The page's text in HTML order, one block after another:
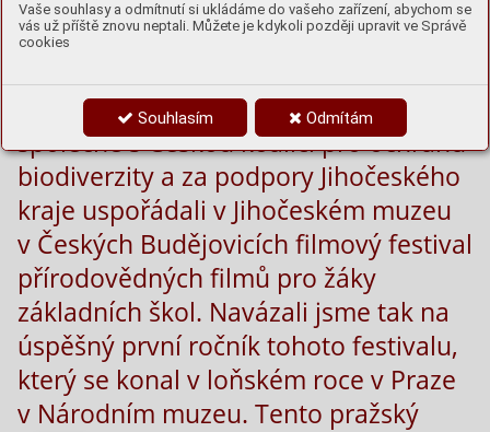
Vaše souhlasy a odmítnutí si ukládáme do vašeho zařízení, abychom se
vás už příště znovu neptali. Můžete je kdykoli později upravit ve Správě
cookies
Souhlasím Odmítám
Ve dnech 15. a 16. května jsme
společně s Českou koalicí pro ochranu
biodiverzity a za podpory Jihočeského
kraje uspořádali v Jihočeském muzeu
v Českých Budějovicích filmový festival
přírodovědných filmů pro žáky
základních škol. Navázali jsme tak na
úspěšný první ročník tohoto festivalu,
který se konal v loňském roce v Praze
v Národním muzeu. Tento pražský